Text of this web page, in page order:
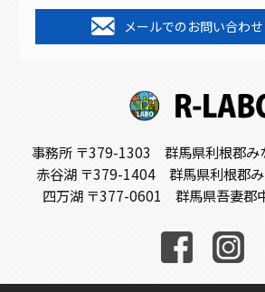
メールでのお問い合わ
事務所 〒379-1303 群馬県利根郡み
赤谷湖 〒379-1404 群馬県利根郡
四万湖 〒377-0601 群馬県吾妻郡